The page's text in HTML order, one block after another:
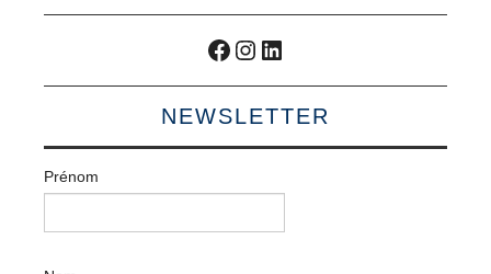
Facebook
Instagram
LinkedIn
NEWSLETTER
Prénom